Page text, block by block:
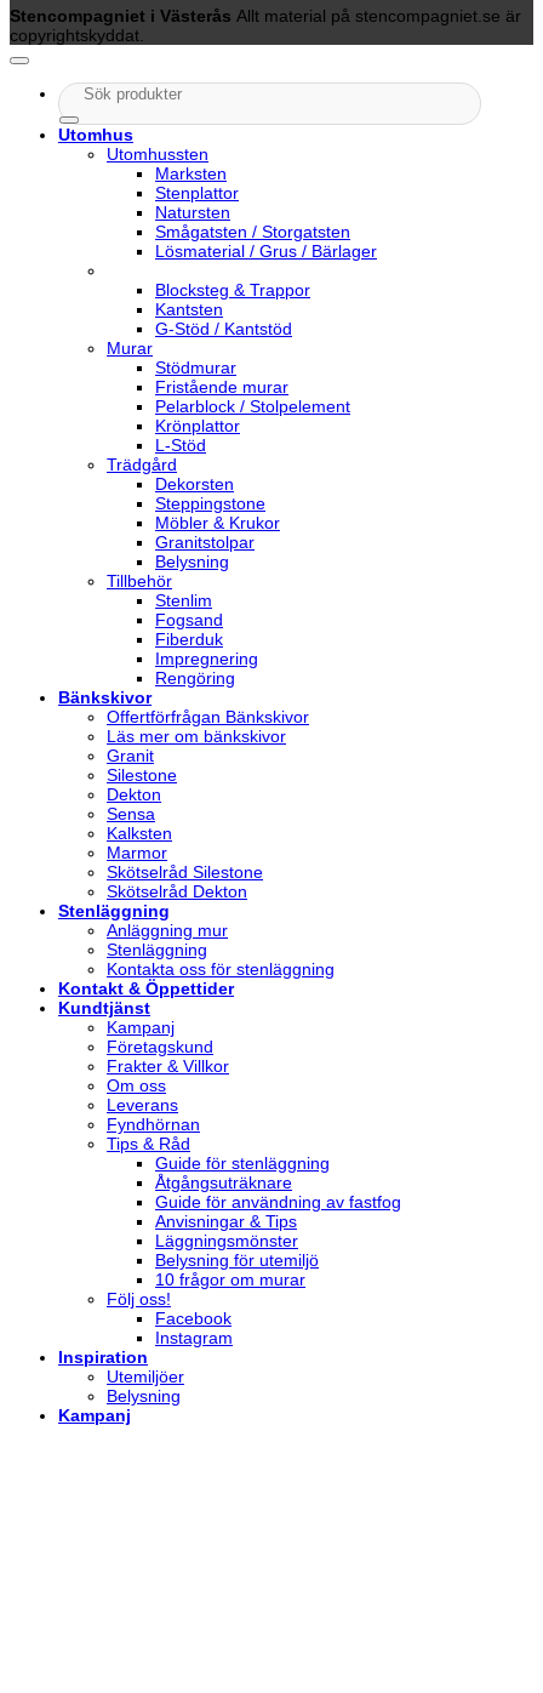
Stencompagniet i Västerås Allt material på stencompagniet.se är
copyrightskyddat.
Sök
efter:
Utomhus
Utomhussten
Marksten
Stenplattor
Natursten
Smågatsten / Storgatsten
Lösmaterial / Grus / Bärlager
Blocksteg & Trappor
Kantsten
G-Stöd / Kantstöd
Murar
Stödmurar
Fristående murar
Pelarblock / Stolpelement
Krönplattor
L-Stöd
Trädgård
Dekorsten
Steppingstone
Möbler & Krukor
Granitstolpar
Belysning
Tillbehör
Stenlim
Fogsand
Fiberduk
Impregnering
Rengöring
Bänkskivor
Offertförfrågan Bänkskivor
Läs mer om bänkskivor
Granit
Silestone
Dekton
Sensa
Kalksten
Marmor
Skötselråd Silestone
Skötselråd Dekton
Stenläggning
Anläggning mur
Stenläggning
Kontakta oss för stenläggning
Kontakt & Öppettider
Kundtjänst
Kampanj
Företagskund
Frakter & Villkor
Om oss
Leverans
Fyndhörnan
Tips & Råd
Guide för stenläggning
Åtgångsuträknare
Guide för användning av fastfog
Anvisningar & Tips
Läggningsmönster
Belysning för utemiljö
10 frågor om murar
Följ oss!
Facebook
Instagram
Inspiration
Utemiljöer
Belysning
Kampanj